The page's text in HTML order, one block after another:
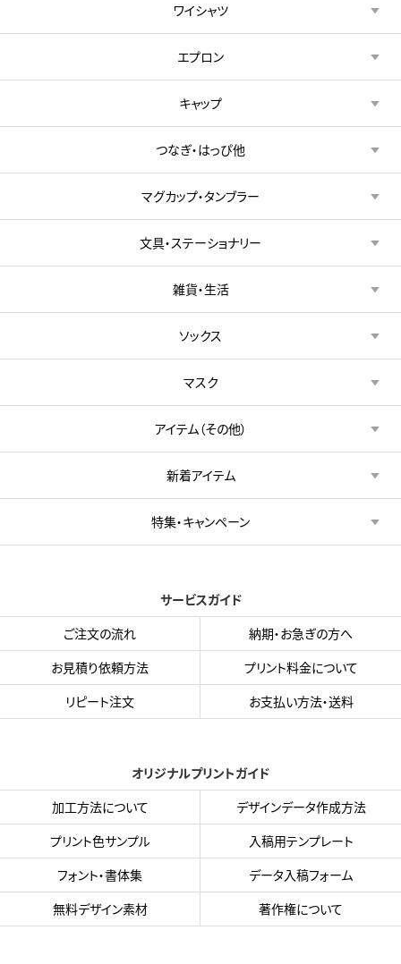
ワイシャツ
エプロン
キャップ
つなぎ・はっぴ他
マグカップ・タンブラー
文具・ステーショナリー
雑貨・生活
ソックス
マスク
アイテム（その他）
新着アイテム
特集・キャンペーン
サービスガイド
ご注文の流れ
納期・お急ぎの方へ
お見積り依頼方法
プリント料金について
リピート注文
お支払い方法・送料
オリジナルプリントガイド
加工方法について
デザインデータ作成方法
プリント色サンプル
入稿用テンプレート
フォント・書体集
データ入稿フォーム
無料デザイン素材
著作権について